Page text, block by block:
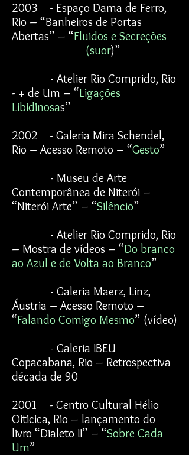
2003 - Espaço Dama de Ferro,
Rio – “Banheiros de Portas
Abertas” – “Fluidos e Secreções
(suor)”
- Atelier Rio Comprido, Rio
- + de Um – “Ligações
Libidinosas”
2002 - Galeria Mira Schendel,
Rio – Acesso Remoto – “Gesto”
- Museu de Arte
Contemporânea de Niterói –
“Niterói Arte” – “Silêncio”
- Atelier Rio Comprido, Rio
– Mostra de vídeos – “Do branco
ao Azul e de Volta ao Branco”
- Galeria Maerz, Linz,
Áustria – Acesso Remoto –
“Falando Comigo Mesmo” (vídeo)
- Galeria IBEU
Copacabana, Rio – Retrospectiva
década de 90
2001 - Centro Cultural Hélio
Oiticica, Rio – lançamento do
livro “Dialeto II” – “Sobre Cada
Um”